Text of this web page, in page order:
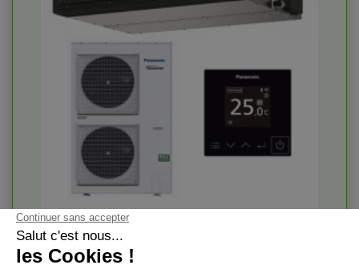
Vous adopterez le climatiseur gainable (modèle
S-1014PF3E / U-140PZH3E5
une forte pression statique.